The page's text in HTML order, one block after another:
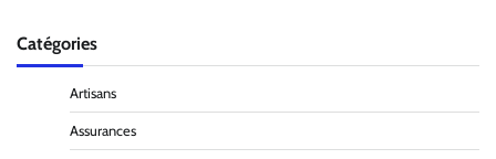
Catégories
Artisans
Assurances